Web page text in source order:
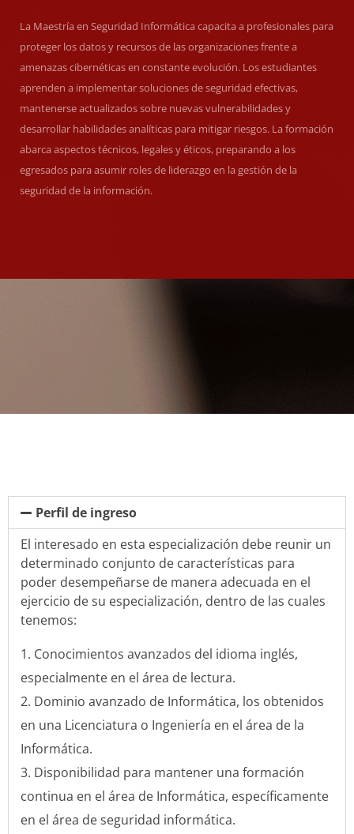
La Maestría en Seguridad Informática capacita a profesionales para
proteger los datos y recursos de las organizaciones frente a
amenazas cibernéticas en constante evolución. Los estudiantes
aprenden a implementar soluciones de seguridad efectivas,
mantenerse actualizados sobre nuevas vulnerabilidades y
desarrollar habilidades analíticas para mitigar riesgos. La formación
abarca aspectos técnicos, legales y éticos, preparando a los
egresados para asumir roles de liderazgo en la gestión de la
seguridad de la información.
Perfil de ingreso
El interesado en esta especialización debe reunir un
determinado conjunto de características para
poder desempeñarse de manera adecuada en el
ejercicio de su especialización, dentro de las cuales
tenemos:
Conocimientos avanzados del idioma inglés,
especialmente en el área de lectura.
Dominio avanzado de Informática, los obtenidos
en una Licenciatura o Ingeniería en el área de la
Informática.
Disponibilidad para mantener una formación
continua en el área de Informática, específicamente
en el área de seguridad informática.